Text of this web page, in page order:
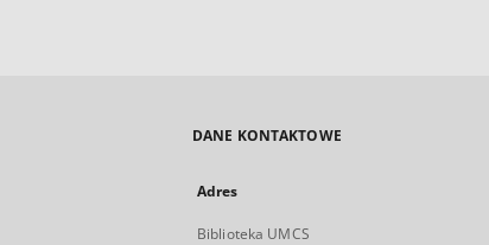
DANE KONTAKTOWE
Adres
Biblioteka UMCS